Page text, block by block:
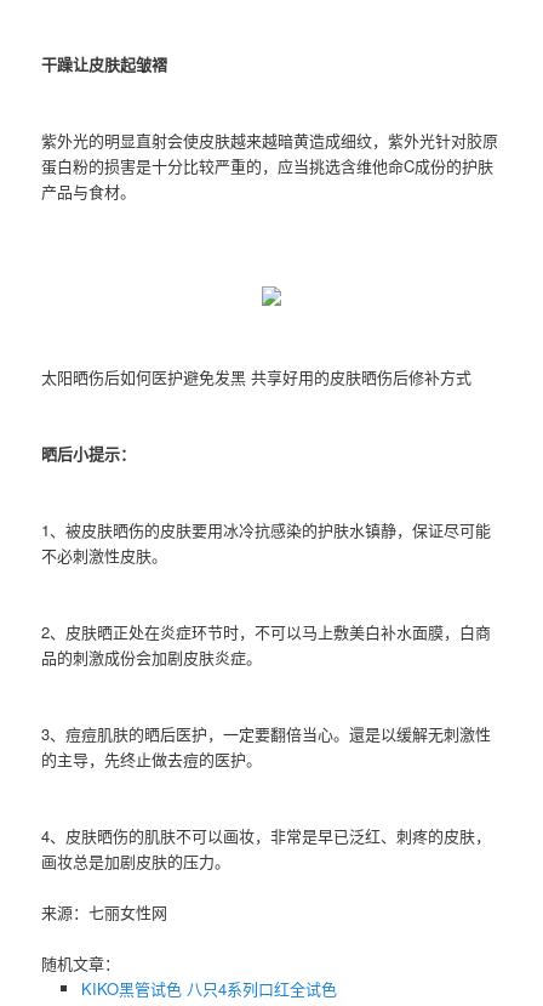
干躁让皮肤起皱褶
紫外光的明显直射会使皮肤越来越暗黄造成细纹，紫外光针对胶原
蛋白粉的损害是十分比较严重的，应当挑选含维他命C成份的护肤
产品与食材。
太阳晒伤后如何医护避免发黑 共享好用的皮肤晒伤后修补方式
晒后小提示：
1、被皮肤晒伤的皮肤要用冰冷抗感染的护肤水镇静，保证尽可能
不必刺激性皮肤。
2、皮肤晒正处在炎症环节时，不可以马上敷美白补水面膜，白商
品的刺激成份会加剧皮肤炎症。
3、痘痘肌肤的晒后医护，一定要翻倍当心。還是以缓解无刺激性
的主导，先终止做去痘的医护。
4、皮肤晒伤的肌肤不可以画妆，非常是早已泛红、刺疼的皮肤，
画妆总是加剧皮肤的压力。
来源：七丽女性网
随机文章：
KIKO黑管试色 八只4系列口红全试色